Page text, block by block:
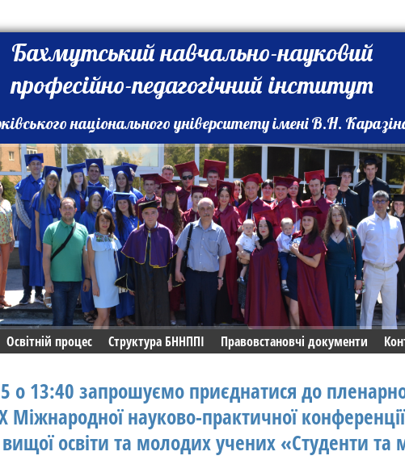
Бахмутський навчально-науковий
професійно-педагогічний інститут
національного університету імені В.Н.
Освітній процес Структура БННППІ Правовстановчі документи
о 13:40 запрошуємо приєднатися до
Міжнародної науково-практичної конференції
вищої освіти та молодих учених «Студенти та